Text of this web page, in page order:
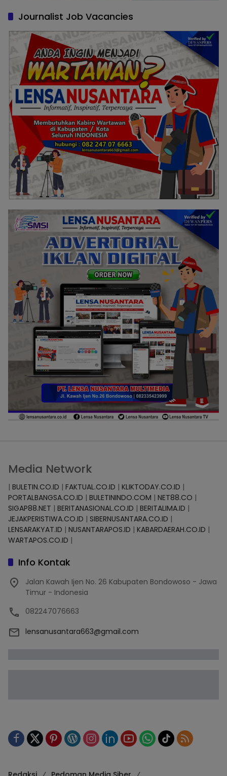
Journalist Job Vacancies
Media Network
| BULETIN.CO.ID | FAKTUAL.CO.ID | KLIKTODAY.CO.ID |
PORTALBANGSA.CO.ID | BULETININDO.COM | NET88.CO |
SIGAP88.NET | BERITANASIONAL.CO.ID | BERITALIMA.ID |
JEJAKPERISTIWA.CO.ID | SIBERNUSANTARA.CO.ID |
LENSARAKYAT.ID | NUSANTARAPOS.ID | KABARDAERAH.CO.ID |
WARTAPOS.CO.ID |
Info Kontak
Jalan Kawah Ijen No. 26 Kabupaten Bondowoso - Jawa
Timur - Indonesia
082247076663
lensanusantara663@gmail.com